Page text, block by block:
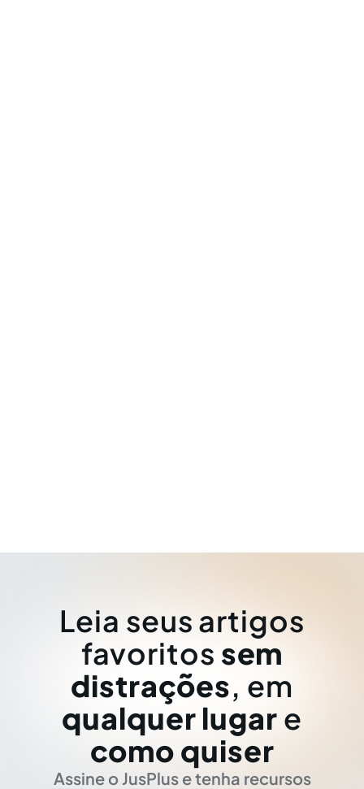
Leia seus artigos
favoritos sem
distrações, em
qualquer lugar e
como quiser
Assine o JusPlus e tenha recursos